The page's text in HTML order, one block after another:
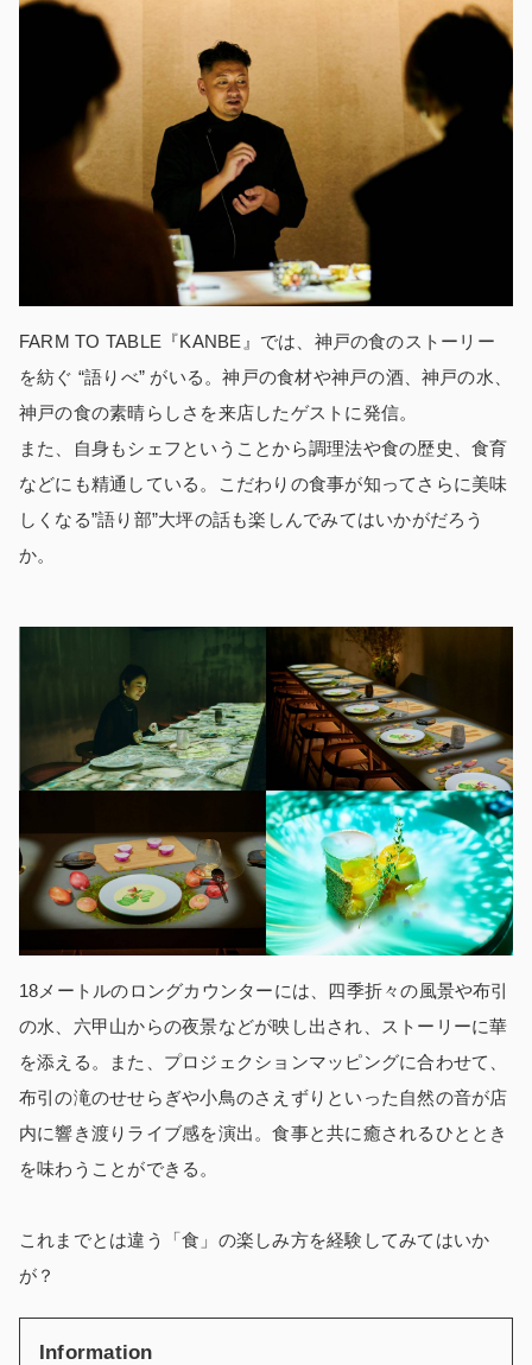
FARM TO TABLE『KANBE』では、神戸の食のストーリー
を紡ぐ “語りべ” がいる。神戸の食材や神戸の酒、神戸の水、
神戸の食の素晴らしさを来店したゲストに発信。
また、自身もシェフということから調理法や食の歴史、食育
などにも精通している。こだわりの食事が知ってさらに美味
しくなる”語り部”大坪の話も楽しんでみてはいかがだろう
か。
18メートルのロングカウンターには、四季折々の風景や布引
の水、六甲山からの夜景などが映し出され、ストーリーに華
を添える。また、プロジェクションマッピングに合わせて、
布引の滝のせせらぎや小鳥のさえずりといった自然の音が店
内に響き渡りライブ感を演出。食事と共に癒されるひととき
を味わうことができる。
これまでとは違う「食」の楽しみ方を経験してみてはいか
が？
Information